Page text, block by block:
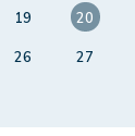
19 20
26 27